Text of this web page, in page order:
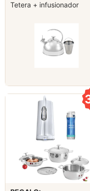
Tetera + infusionador